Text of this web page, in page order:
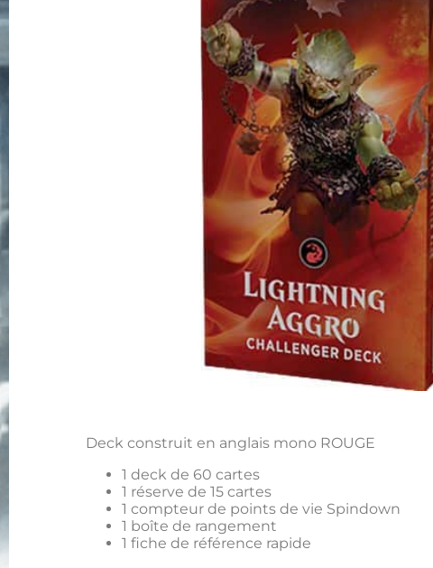
Deck construit en anglais mono ROUGE
1 deck de 60 cartes
1 réserve de 15 cartes
1 compteur de points de vie Spindown
1 boîte de rangement
1 fiche de référence rapide